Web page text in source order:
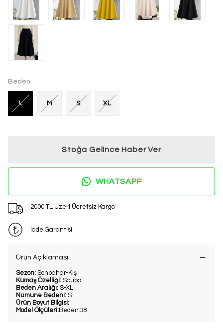
Beden
L M S XL
Stoğa Gelince Haber Ver
WHATSAPP
2000 TL Üzeri Ücretsiz Kargo
İade Garantisi
Ürün Açıklaması
Sezon: Sonbahar-Kış
Kumaş Özelliği: Scuba
Beden Aralığı: S-XL
Numune Bedeni: S
Ürün Boyut Bilgisi:
Model Ölçüleri:Beden:38